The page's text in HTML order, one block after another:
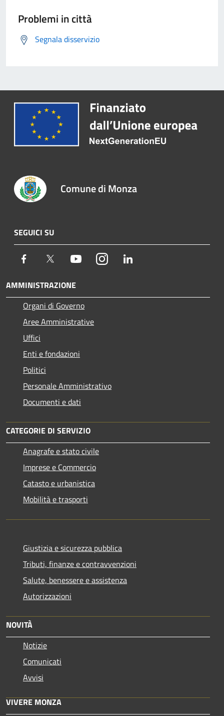
Problemi in città
Segnala disservizio
Comune di Monza
SEGUICI SU
Facebook Twitter YoutubeInstagram
AMMINISTRAZIONE
Organi di Governo
Aree Amministrative
Uffici
Enti e fondazioni
Politici
Personale Amministrativo
Documenti e dati
CATEGORIE DI SERVIZIO
Anagrafe e stato civile
Imprese e Commercio
Catasto e urbanistica
Mobilità e trasporti
Giustizia e sicurezza pubblica
Tributi, finanze e contravvenzioni
Salute, benessere e assistenza
Autorizzazioni
NOVITÀ
Notizie
Comunicati
Avvisi
VIVERE MONZA